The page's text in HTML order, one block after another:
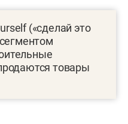
(«сделай это
товары